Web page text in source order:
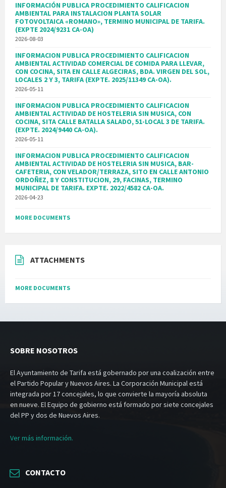
INFORMACIÓN PUBLICA PROCEDIMIENTO CALIFICACION
AMBIENTAL PARA INSTALACION PLANTA SOLAR
FOTOVOLTAICA «ROMANO», TERMINO MUNICIPAL DE TARIFA.
(EXPTE 2024/9231 CA-OA)
2026-08-03
INFORMACION PUBLICA PROCEDIMIENTO CALIFICACION
AMBIENTAL ACTIVIDAD COMERCIAL DE COMIDA PARA LLEVAR,
CON COCINA, SITA EN CALLE ALGECIRAS, BDA. VIRGEN DEL SOL,
LOCALES 2 Y 3, TARIFA (EXPTE. 2025/11349 CA-OA).
2026-05-11
INFORMACION PUBLICA PROCEDIMIENTO CALIFICACION
AMBIENTAL ACTIVIDAD DE HOSTELERIA SIN MUSICA, CON
COCINA, SITA CALLE BATALLA SALADO, 51-LOCAL 3 DE TARIFA.
(EXPTE. 2024/9440 CA-OA).
2026-05-11
INFORMACION PUBLICA PROCEDIMIENTO CALIFICACION
AMBIENTAL ACTIVIDAD DE HOSTELERIA SIN MUSICA, BAR-
CAFETERIA, CON VELADOR/TERRAZA, SITO EN CALLE ANTONIO
ORDOÑEZ, 8 Y CONSTITUCION, 29, FACINAS, TERMINO
MUNICIPAL DE TARIFA. EXPTE. 2022/4582 CA-OA.
2026-04-23
MORE DOCUMENTS
ATTACHMENTS
MORE DOCUMENTS
SOBRE NOSOTROS
El Ayuntamiento de Tarifa está gobernado por una coalización entre
el Partido Popular y Nuevos Aires. La Corporación Municipal está
integrada por 17 concejales, lo que convierte la mayoría absoluta
en nueve. El Equipo de gobierno está formado por siete concejales
del PP y dos de Nuevos Aires.
Ver más información.
CONTACTO